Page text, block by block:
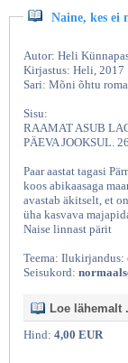
Naine, kes ei
Autor: Heli
Kirjastus: Heli, 2017
Sari: Mõni õhtu
Sisu:
RAAMAT ASUB
PÄEVA JOOKSUL.
Paar aastat tagasi
koos abikaasaga
avastab äkitselt, et
üha kasvava
Naise linnast pärit
Teema: Ilukirjandus:
Seisukord:
Loe lähemalt
Hind: 4,00 EUR